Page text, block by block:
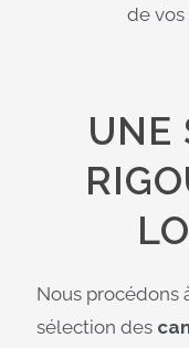
de vos
UNE
Nous procédons
sélection des